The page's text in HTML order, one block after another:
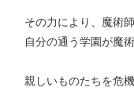
その力により、魔術
自分の通う学園が魔
親しいものたちを危